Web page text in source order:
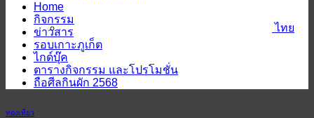
ไทย
Home
กิจกรรม
ข่าวสาร
รอบเกาะภูเก็ต
ไกด์บุ๊ค
ตารางกิจกรรม และโปรโมชั่น
ถือศีลกินผัก 2568
ท่องเที่ยว